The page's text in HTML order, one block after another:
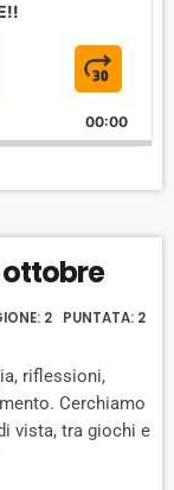
J
U
M
P
O
R
W
R
D
00:00
2 PUNTATA: 2
riflessioni,
Cerchiamo
vista, tra giochi e